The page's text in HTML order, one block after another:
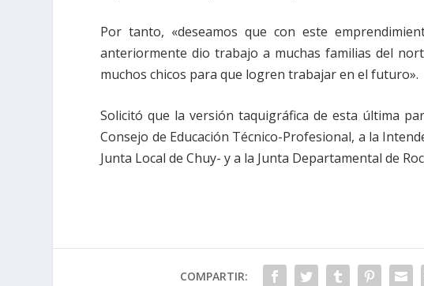
Por tanto, «deseamos que con este
anteriormente dio trabajo a muchas familias del
muchos chicos para que logren trabajar en el futuro».
Solicitó que la versión taquigráfica de esta última
Consejo de Educación Técnico-Profesional, a la
Junta Local de Chuy- y a la Junta Departamental de
COMPARTIR: